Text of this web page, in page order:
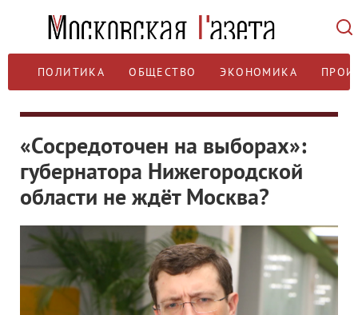
ПОЛИТИКА ОБЩЕСТВО ЭКОНОМИКА
«Сосредоточен на выборах»:
губернатора Нижегородской
области не ждёт Москва?